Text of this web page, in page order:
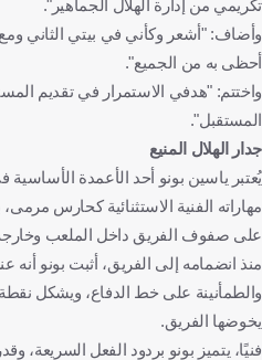
تكريمي من إدارة الهلال الجماهير".
وأضاف: "أشعر وكأني في بيتي الثاني ومع
أحظى به من الجميع".
واختتم: "هدفي الاستمرار في تقديم
المستقبل".
جدار الهلال المنيع
يُعتبر ياسين بونو أحد الأعمدة
مهاراته الفنية الاستثنائية كحارس مرمى،
على صفوف الفريق داخل الملعب
منذ انضمامه إلى الفريق، أثبت بونو أنه
والطمأنينة على خط الدفاع، ويشكل
يخوضها الفريق.
فنيًا، يتميز بونو بردود الفعل السريعة،